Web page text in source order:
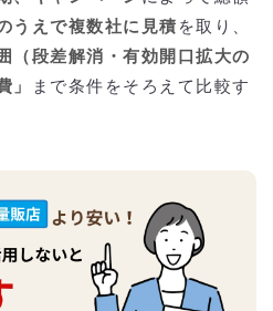
うえで複数社に見積 を取り、
（段差解消・有効開口拡大の
」
まで条件をそろえて比較す